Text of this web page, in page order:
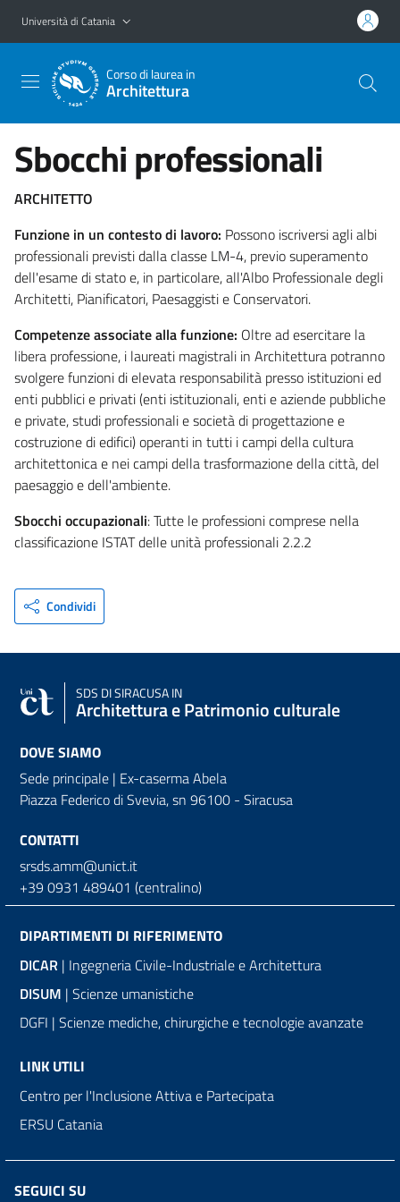
Vai al contenuto principale
Vai al menu di navigazione
Università di Catania
Corso di laurea in
Architettura
Sbocchi professionali
ARCHITETTO
Funzione in un contesto di lavoro: Possono iscriversi agli albi
professionali previsti dalla classe LM-4, previo superamento
dell'esame di stato e, in particolare, all'Albo Professionale degli
Architetti, Pianificatori, Paesaggisti e Conservatori.
Competenze associate alla funzione: Oltre ad esercitare la
libera professione, i laureati magistrali in Architettura potranno
svolgere funzioni di elevata responsabilità presso istituzioni ed
enti pubblici e privati (enti istituzionali, enti e aziende pubbliche
e private, studi professionali e società di progettazione e
costruzione di edifici) operanti in tutti i campi della cultura
architettonica e nei campi della trasformazione della città, del
paesaggio e dell'ambiente.
Sbocchi occupazionali: Tutte le professioni comprese nella
classificazione ISTAT delle unità professionali 2.2.2
Condividi
SDS DI SIRACUSA IN
Architettura e Patrimonio culturale
DOVE SIAMO
Sede principale | Ex-caserma Abela
Piazza Federico di Svevia, sn 96100 - Siracusa
CONTATTI
srsds.amm@unict.it
+39 0931 489401 (centralino)
DIPARTIMENTI DI RIFERIMENTO
DICAR | Ingegneria Civile-Industriale e Architettura
DISUM | Scienze umanistiche
DGFI | Scienze mediche, chirurgiche e tecnologie avanzate
LINK UTILI
Centro per l'Inclusione Attiva e Partecipata
ERSU Catania
SEGUICI SU